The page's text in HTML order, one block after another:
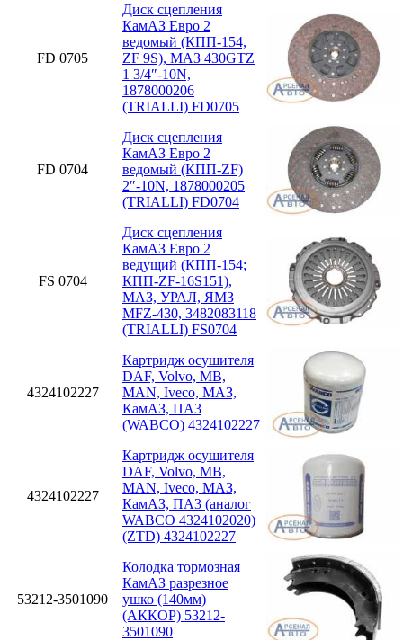
FD 0705
Диск сцепления
КамАЗ Евро 2
ведомый (КПП-154,
ZF 9S), МАЗ 430GTZ
1 3/4″-10N,
1878000206
(TRIALLI) FD0705
FD 0704
Диск сцепления
КамАЗ Евро 2
ведомый (КПП-ZF)
2″-10N, 1878000205
(TRIALLI) FD0704
FS 0704
Диск сцепления
КамАЗ Евро 2
ведущий (КПП-154;
КПП-ZF-16S151),
МАЗ, УРАЛ, ЯМЗ
MFZ-430, 3482083118
(TRIALLI) FS0704
4324102227
Картридж осушителя
DAF, Volvo, MB,
MAN, Iveco, МАЗ,
КамАЗ, ПА3
(WABCO) 4324102227
4324102227
Картридж осушителя
DAF, Volvo, MB,
MAN, Iveco, МАЗ,
КамАЗ, ПА3 (аналог
WABCO 4324102020)
(ZTD) 4324102227
53212-3501090
Колодка тормозная
КамАЗ разрезное
ушко (140мм)
(АККОР) 53212-
3501090